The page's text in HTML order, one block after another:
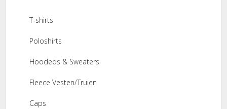
T-shirts
Poloshirts
Hoodeds & Sweaters
Fleece Vesten/Truien
Caps